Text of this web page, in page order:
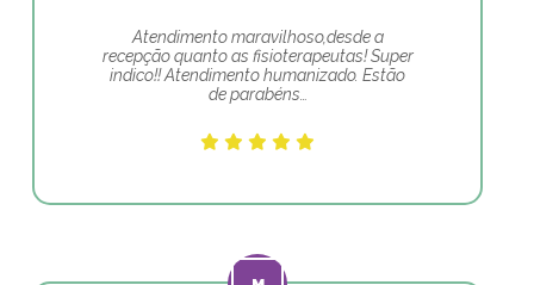
Atendimento maravilhoso,desde a
recepção quanto as fisioterapeutas! Super
indico!! Atendimento humanizado. Estão
de parabéns…